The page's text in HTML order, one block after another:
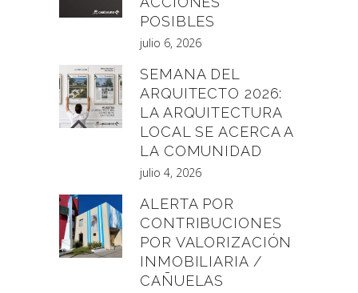
POSIBLES
julio 6, 2026
SEMANA DEL
ARQUITECTO 2026:
LA ARQUITECTURA
LOCAL SE ACERCA A
LA COMUNIDAD
julio 4, 2026
ALERTA POR
CONTRIBUCIONES
POR VALORIZACIÓN
INMOBILIARIA /
CAÑUELAS